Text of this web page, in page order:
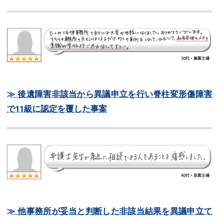
≫ 後遺障害非該当から異議申立を行い脊柱変形傷障害
で11級に認定を覆した事案
≫ 他事務所が妥当と判断した非該当結果を異議申立て